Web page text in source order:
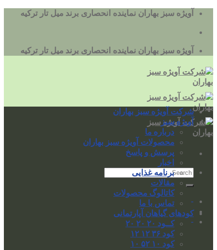
بروید
آویژه سبز بهاران نماینده انحصاری برند میل تار ترکیه
آویژه سبز بهاران نماینده انحصاری برند میل تار ترکیه
-
-
شرکت آویژه سبز بهاران
آویژه سبز
درباره ما
محصولات آویژه سبز بهاران
پرسش و پاسخ
اخبار
برنامه غذایی
مقالات
کاتالوگ محصولات
تماس با ما
کودهای گیاهان آپارتمانی
کــود ۲۰ ۲۰ ۲۰
کود ۳۶ ۱۲ ۱۲
کود ۱۰ ۵۲ ۱۰